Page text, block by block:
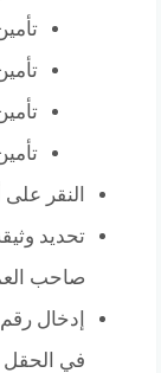
النقر
تحديد
صاحب
إدخال
في